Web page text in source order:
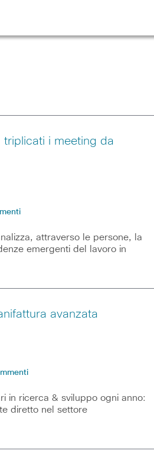
triplicati i meeting da
attraverso le persone, la
emergenti del lavoro in
avanzata
in ricerca & sviluppo ogni anno:
diretto nel settore